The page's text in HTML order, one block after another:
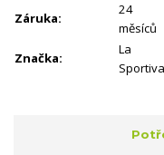
Záruka:
24
měsíců
Značka:
La
Sportiva